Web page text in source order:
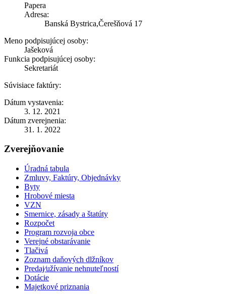
Papera
Adresa:
Banská Bystrica,Čerešňová 17
Meno podpisujúcej osoby:
Jašeková
Funkcia podpisujúcej osoby:
Sekretariát
Súvisiace faktúry:
Dátum vystavenia:
3. 12. 2021
Dátum zverejnenia:
31. 1. 2022
Zverejňovanie
Úradná tabula
Zmluvy, Faktúry, Objednávky
Byty
Hrobové miesta
VZN
Smernice, zásady a štatúty
Rozpočet
Program rozvoja obce
Verejné obstarávanie
Tlačivá
Zoznam daňových dlžníkov
Predaj⁄užívanie nehnuteľností
Dotácie
Majetkové priznania